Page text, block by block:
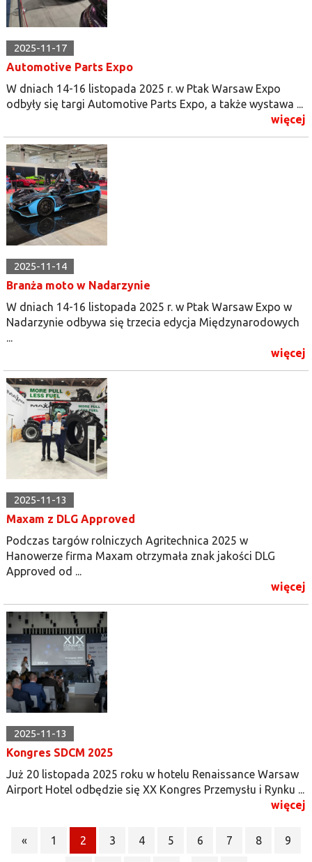
2025-11-17
Automotive Parts Expo
W dniach 14-16 listopada 2025 r. w Ptak Warsaw Expo
odbyły się targi Automotive Parts Expo, a także wystawa ...
więcej
2025-11-14
Branża moto w Nadarzynie
W dniach 14-16 listopada 2025 r. w Ptak Warsaw Expo w
Nadarzynie odbywa się trzecia edycja Międzynarodowych
...
więcej
2025-11-13
Maxam z DLG Approved
Podczas targów rolniczych Agritechnica 2025 w
Hanowerze firma Maxam otrzymała znak jakości DLG
Approved od ...
więcej
2025-11-13
Kongres SDCM 2025
Już 20 listopada 2025 roku w hotelu Renaissance Warsaw
Airport Hotel odbędzie się XX Kongres Przemysłu i Rynku ...
więcej
« 1 2 3 4 5 6 7 8 9